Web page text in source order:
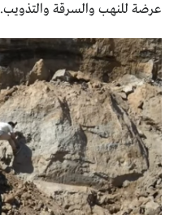
عرضة للنهب والسرقة والتذويب.